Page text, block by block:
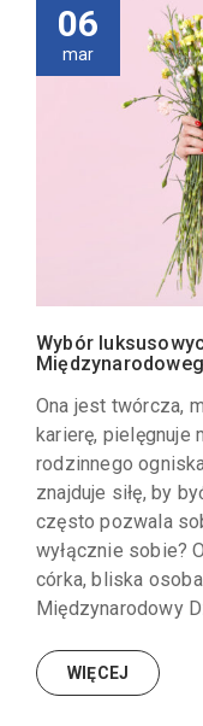
06
mar
Wybór
Ona jest twórcza,
karierę, pielęgnuje
rodzinnego
znajduje siłę, by
często pozwala
wyłącznie sobie?
córka, bliska
Międzynarodowy
WIĘCEJ